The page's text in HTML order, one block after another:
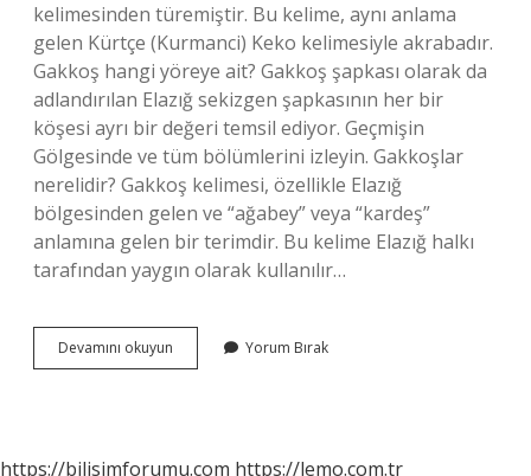
kelimesinden türemiştir. Bu kelime, aynı anlama
gelen Kürtçe (Kurmanci) Keko kelimesiyle akrabadır.
Gakkoş hangi yöreye ait? Gakkoş şapkası olarak da
adlandırılan Elazığ sekizgen şapkasının her bir
köşesi ayrı bir değeri temsil ediyor. Geçmişin
Gölgesinde ve tüm bölümlerini izleyin. Gakkoşlar
nerelidir? Gakkoş kelimesi, özellikle Elazığ
bölgesinden gelen ve “ağabey” veya “kardeş”
anlamına gelen bir terimdir. Bu kelime Elazığ halkı
tarafından yaygın olarak kullanılır…
Devamını okuyun
Ne
Yorum Bırak
https://bilisimforumu.com https://lemo.com.tr